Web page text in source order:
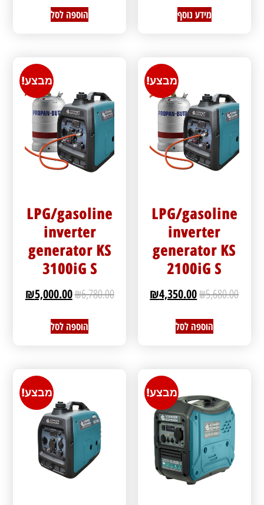
מידע נוסף הוספה לסל
מבצע!
LPG/gasoline
inverter
generator KS
2100iG S
₪5,680.00
₪4,350.00
הוספה לסל
מבצע!
LPG/gasoline
inverter
generator KS
3100iG S
₪6,780.00
₪5,000.00
הוספה לסל
מבצע! מבצע!